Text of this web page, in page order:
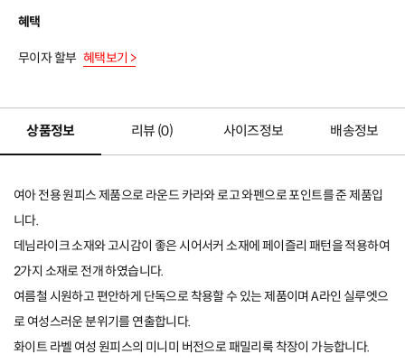
혜택
무이자 할부 혜택보기 >
상품정보 리뷰 (0) 사이즈정보 배송정보
여아 전용 원피스 제품으로 라운드 카라와 로고 와펜으로 포인트를 준 제품입
니다.
데님라이크 소재와 고시감이 좋은 시어서커 소재에 페이즐리 패턴을 적용하여
2가지 소재로 전개 하였습니다.
여름철 시원하고 편안하게 단독으로 착용할 수 있는 제품이며 A라인 실루엣으
로 여성스러운 분위기를 연출합니다.
화이트 라벨 여성 원피스의 미니미 버전으로 패밀리룩 착장이 가능합니다.